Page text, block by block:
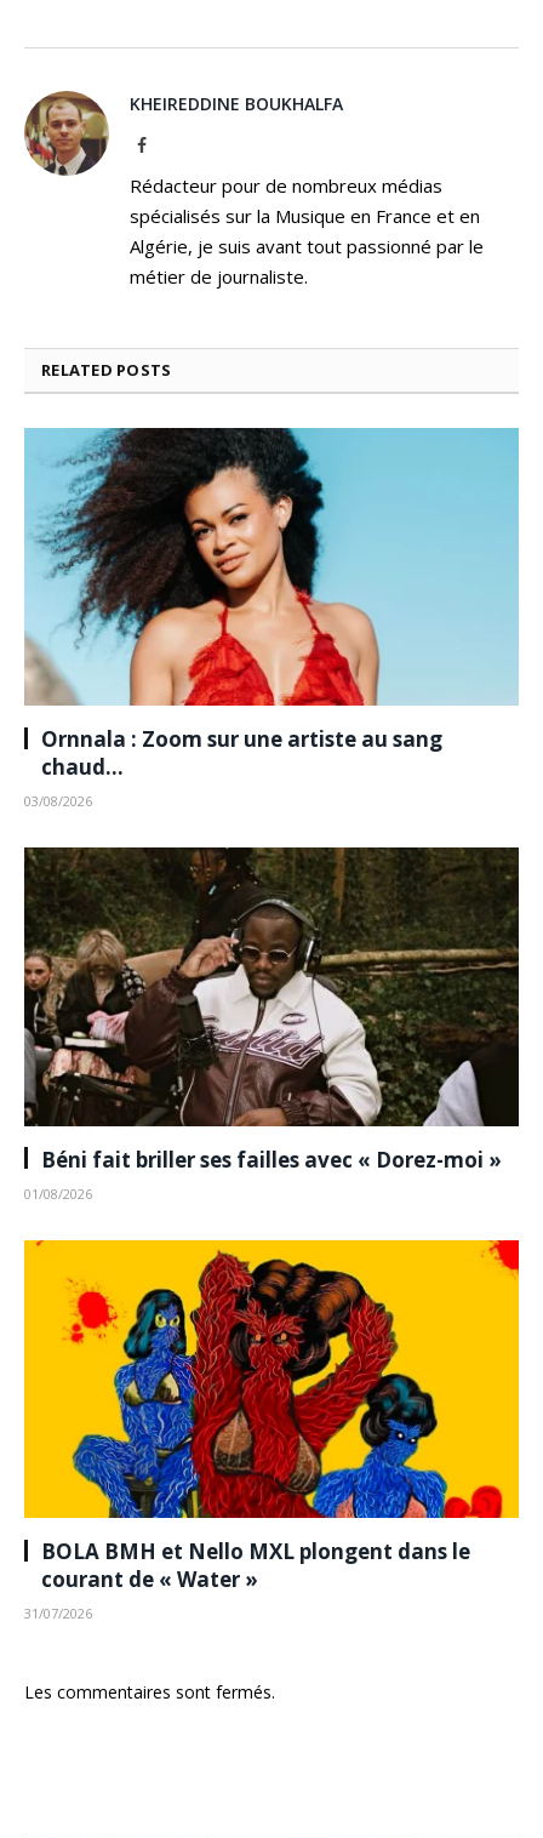
KHEIREDDINE BOUKHALFA
Facebook
Rédacteur pour de nombreux médias
spécialisés sur la Musique en France et en
Algérie, je suis avant tout passionné par le
métier de journaliste.
RELATED POSTS
Ornnala : Zoom sur une artiste au sang
chaud…
03/08/2026
Béni fait briller ses failles avec « Dorez-moi »
01/08/2026
BOLA BMH et Nello MXL plongent dans le
courant de « Water »
31/07/2026
Les commentaires sont fermés.